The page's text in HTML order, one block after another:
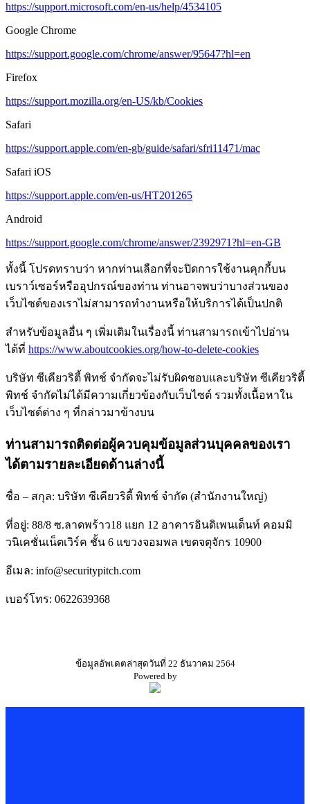
https://support.microsoft.com/en-us/help/4534105
Google Chrome
https://support.google.com/chrome/answer/95647?hl=en
Firefox
https://support.mozilla.org/en-US/kb/Cookies
Safari
https://support.apple.com/en-gb/guide/safari/sfri11471/mac
Safari iOS
https://support.apple.com/en-us/HT201265
Android
https://support.google.com/chrome/answer/2392971?hl=en-GB
ทั้งนี้ โปรดทราบว่า หากท่านเลือกที่จะปิดการใช้งานคุกกี้บน
เบราว์เซอร์หรืออุปกรณ์ของท่าน ท่านอาจพบว่าบางส่วนของ
เว็บไซต์ของเราไม่สามารถทำงานหรือให้บริการได้เป็นปกติ
สำหรับข้อมูลอื่น ๆ เพิ่มเติมในเรื่องนี้ ท่านสามารถเข้าไปอ่าน
ได้ที่ https://www.aboutcookies.org/how-to-delete-cookies
บริษัท ซีเคียวริตี้ พิทช์ จำกัดจะไม่รับผิดชอบและบริษัท ซีเคียวริตี้
พิทช์ จำกัดไม่ได้มีความเกี่ยวข้องกับเว็บไซต์ รวมทั้งเนื้อหาใน
เว็บไซต์ต่าง ๆ ที่กล่าวมาข้างบน
ท่านสามารถติดต่อผู้ควบคุมข้อมูลส่วนบุคคลของเรา
ได้ตามรายละเอียดด้านล่างนี้
ชื่อ – สกุล: บริษัท ซีเคียวริตี้ พิทช์ จำกัด (สำนักงานใหญ่)
ที่อยู่: 88/8 ซ.ลาดพร้าว18 แยก 12 อาคารอินดิเพนเด็นท์ คอมมิ
วนิเคชั่นเน็ตเวิร์ค ชั้น 6 แขวงจอมพล เขตจตุจักร 10900
อีเมล: info@securitypitch.com
เบอร์โทร: 0622639368
ข้อมูลอัพเดตล่าสุดวันที่ 22 ธันวาคม 2564
Powered by